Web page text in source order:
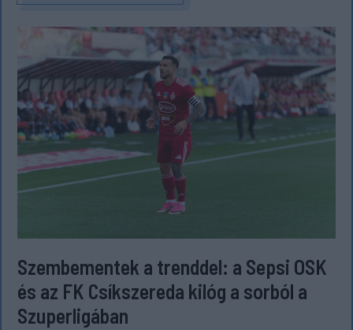
Szembementek a trenddel: a Sepsi OSK
és az FK Csíkszereda kilóg a sorból a
Szuperligában